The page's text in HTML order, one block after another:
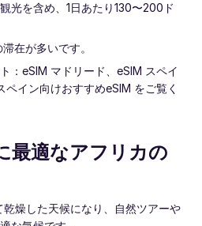
光を含め、1日あたり130〜200ド
在が多いです。
：eSIM マドリード、eSIM スペイ
ペイン向けおすすめeSIM をご覧く
最適なアフリカの
燥した天候になり、自然ツアーや